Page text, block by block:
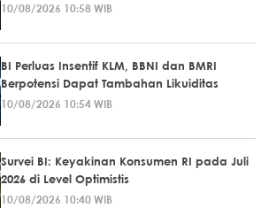
10/08/2026 10:58 WIB
BI Perluas Insentif KLM, BBNI dan BMRI
Berpotensi Dapat Tambahan Likuiditas
10/08/2026 10:54 WIB
Survei BI: Keyakinan Konsumen RI pada Juli
2026 di Level Optimistis
10/08/2026 10:40 WIB